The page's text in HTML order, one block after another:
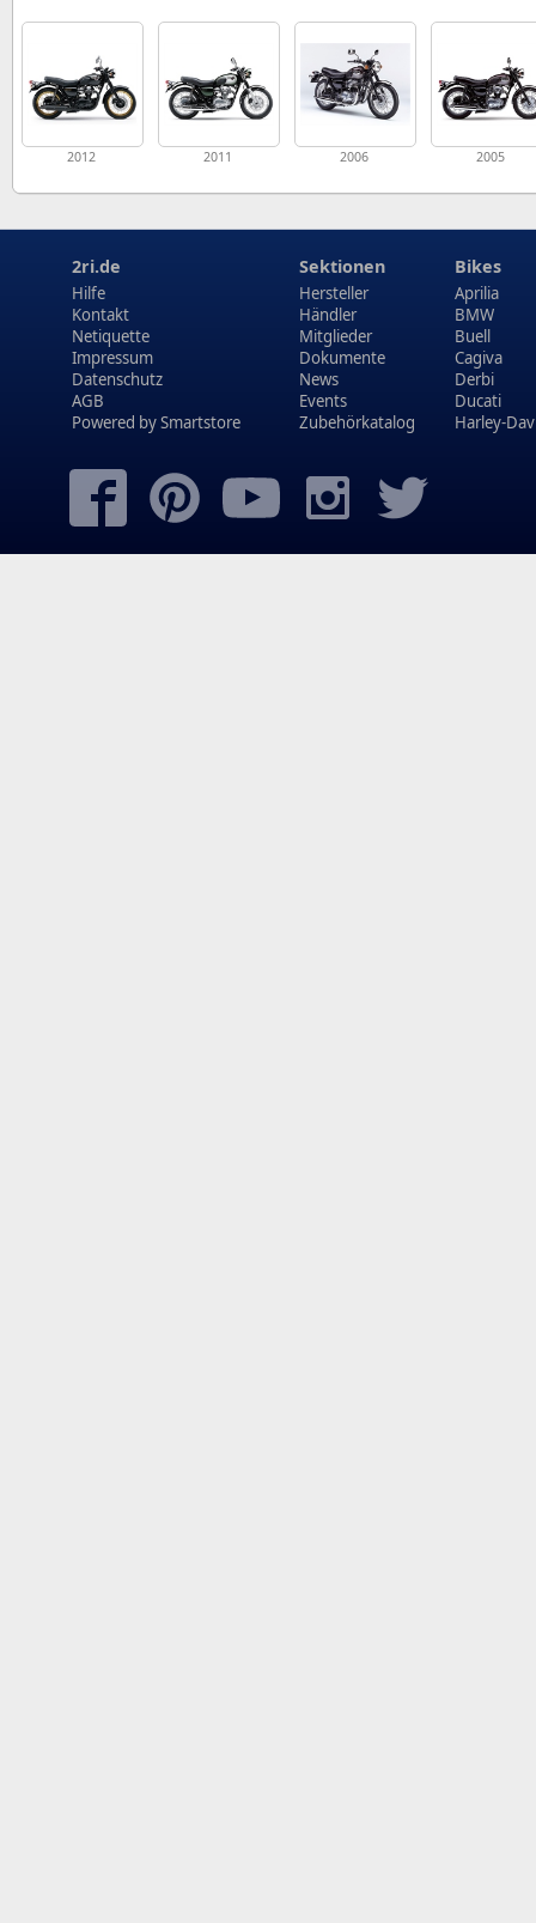
2012 2011 2006 2005
2ri.de
Hilfe
Kontakt
Netiquette
Impressum
Datenschutz
AGB
Powered bySmartstore
Sektionen
Hersteller
Händler
Mitglieder
Dokumente
News
Events
Zubehörkatalog
Bikes
Aprilia
BMW
Buell
Cagiva
Derbi
Ducati
Harley-